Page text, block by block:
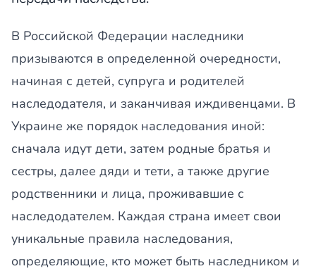
В Российской Федерации наследники
призываются в определенной очередности,
начиная с детей, супруга и родителей
наследодателя, и заканчивая иждивенцами. В
Украине же порядок наследования иной:
сначала идут дети, затем родные братья и
сестры, далее дяди и тети, а также другие
родственники и лица, проживавшие с
наследодателем. Каждая страна имеет свои
уникальные правила наследования,
определяющие, кто может быть наследником и